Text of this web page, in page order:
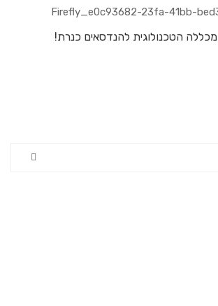
הטכנולוגית להנדסאים כנרת!